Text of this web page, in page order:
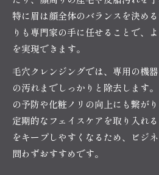
特に眉は顔全体のバランスを決め
りも専門家の手に任せることで、
を実現できます。
毛穴クレンジングでは、専用の機
の汚れまでしっかりと除去します
の予防や化粧ノリの向上にも繋がり
定期的なフェイスケアを取り入れ
をキープしやすくなるため、ビジ
問わずおすすめです。